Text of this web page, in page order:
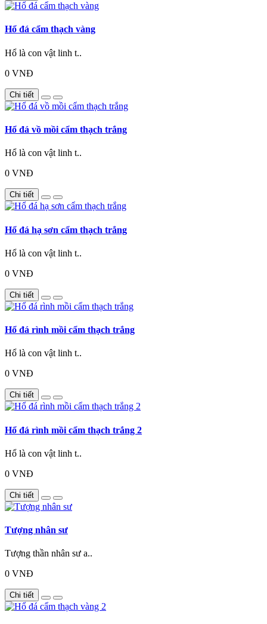
Hổ đá cẩm thạch vàng
Hổ là con vật linh t..
0 VNĐ
Chi tiết
Hổ đá vồ mồi cẩm thạch trắng
Hổ là con vật linh t..
0 VNĐ
Chi tiết
Hổ đá hạ sơn cẩm thạch trắng
Hổ là con vật linh t..
0 VNĐ
Chi tiết
Hổ đá rình mồi cẩm thạch trắng
Hổ là con vật linh t..
0 VNĐ
Chi tiết
Hổ đá rình mồi cẩm thạch trắng 2
Hổ là con vật linh t..
0 VNĐ
Chi tiết
Tượng nhân sư
Tượng thần nhân sư a..
0 VNĐ
Chi tiết